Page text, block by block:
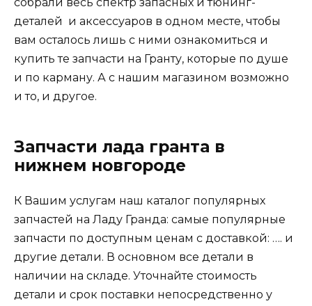
собрали весь спектр запасных и тюнинг-
деталей и аксессуаров в одном месте, чтобы
вам осталось лишь с ними ознакомиться и
купить те запчасти на Гранту, которые по душе
и по карману. А с нашим магазином возможно
и то, и другое.
Запчасти лада гранта в
нижнем новгороде
К Вашим услугам наш каталог популярных
запчастей на Ладу Гранда: самые популярные
запчасти по доступным ценам с доставкой: …. и
другие детали. В основном все детали в
наличии на складе. Уточнайте стоимость
детали и срок поставки непосредственно у